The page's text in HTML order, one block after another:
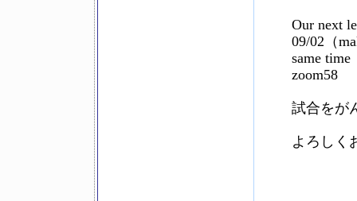
Our next
09/02（
same time
zoom58
試合をが
よろしく